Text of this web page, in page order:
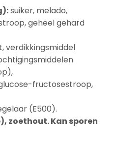
suiker, melado,
geheel gehard
verdikkingsmiddel
fructosestroop,
(E500).
zoethout. Kan sporen